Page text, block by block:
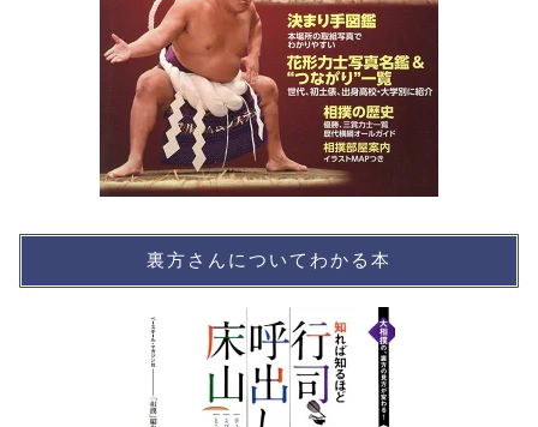
裏方さんについてわかる本